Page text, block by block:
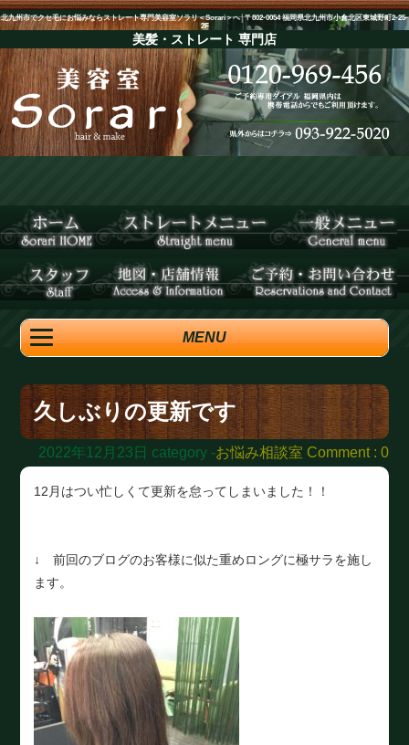
北九州市でクセ毛にお悩みならストレート専門美容室ソラリ＜Sorari＞へ│〒802-0054 福岡県北九州市小倉北区東城野町2-25-
2F
美髪・ストレート 専門店
MENU
久しぶりの更新です
2022年12月23日 category -お悩み相談室 Comment : 0
12月はつい忙しくて更新を怠ってしまいました！！
↓ 前回のブログのお客様に似た重めロングに極サラを施し
ます。